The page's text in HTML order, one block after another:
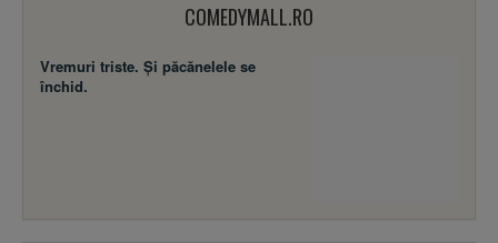
COMEDYMALL.RO
Vremuri triste. Şi păcănelele se
închid.